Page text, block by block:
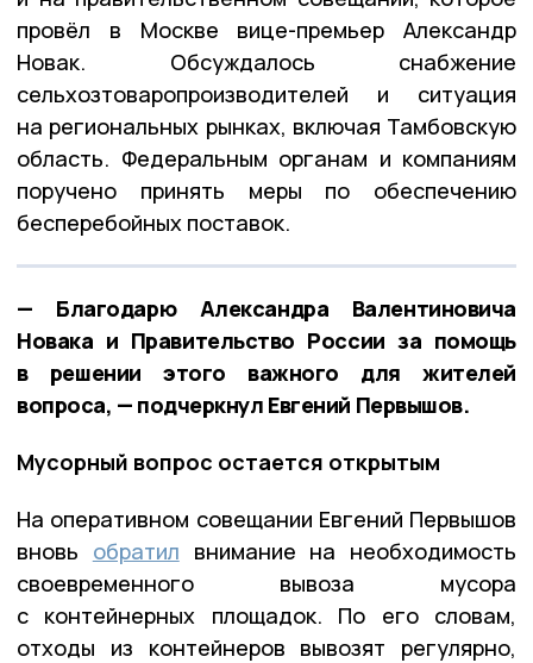
провёл в Москве вице-премьер Александр
Новак. Обсуждалось снабжение
сельхозтоваропроизводителей и ситуация
на региональных рынках, включая Тамбовскую
область. Федеральным органам и компаниям
поручено принять меры по обеспечению
бесперебойных поставок.
— Благодарю Александра Валентиновича
Новака и Правительство России за помощь
в решении этого важного для жителей
вопроса, — подчеркнул Евгений Первышов.
Мусорный вопрос остается открытым
На оперативном совещании Евгений Первышов
вновь обратил внимание на необходимость
своевременного вывоза мусора
с контейнерных площадок. По его словам,
отходы из контейнеров вывозят регулярно,